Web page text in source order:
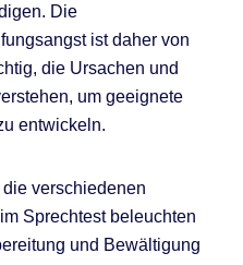
Die
ist daher von
die Ursachen und
um geeignete
entwickeln.
die verschiedenen
Sprechtest beleuchten
und Bewältigung